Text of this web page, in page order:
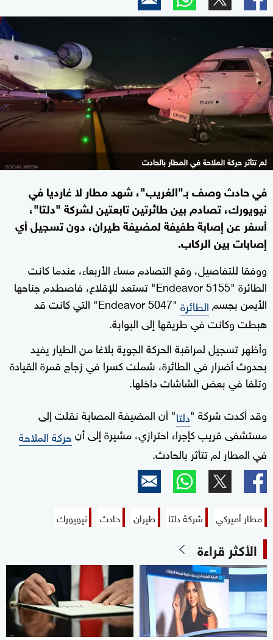
لم تتأثر حركة الملاحة في المطار بالحادث
في حادث وصف بـ"الغريب"، شهد مطار لا غارديا في
نيويورك، تصادم بين طائرتين تابعتين لشركة "دلتا"،
أسفر عن إصابة طفيفة لمضيفة طيران، دون تسجيل أي
إصابات بين الركاب.
ووفقا للتفاصيل، وقع التصادم مساء الأربعاء، عندما كانت
الطائرة "Endeavor 5155" تستعد للإقلاع، فاصطدم جناحها
الأيمن بجسم الطائرة
"Endeavor 5047" التي كانت قد
هبطت وكانت في طريقها إلى البوابة.
وأظهر تسجيل لمراقبة الحركة الجوية بلاغا من الطيار يفيد
بحدوث أضرار في الطائرة، شملت كسرا في زجاج قمرة القيادة
وتلفا في بعض الشاشات داخلها.
وقد أكدت شركة "دلتا" أن المضيفة المصابة نقلت إلى
مستشفى قريب كإجراء احترازي، مشيرة إلى أنحركة الملاحة
في المطار لم تتأثر بالحادث.
مطار أميركي شركة دلتا طيران حادث نيويورك
الأكثر قراءة